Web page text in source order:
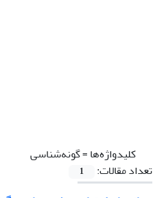
کلیدواژه‌ها =گونه‌شناسی
تعداد مقالات:
1